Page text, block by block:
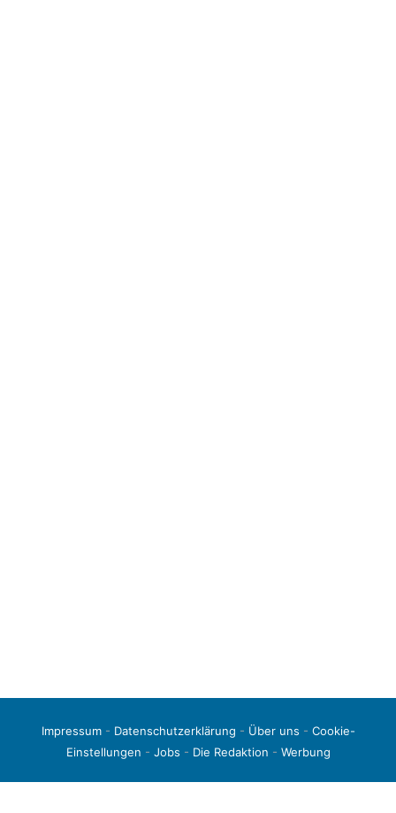
Impressum- Datenschutzerklärung - Über uns - Cookie-
Einstellungen - Jobs - Die Redaktion - Werbung